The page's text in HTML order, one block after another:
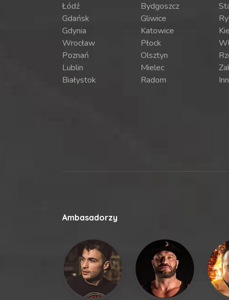
Łódź
Gdańsk
Gdynia
Wrocław
Poznań
Lublin
Białystok
Bydgoszcz
Gliwice
Katowice
Płock
Olsztyn
Mielec
Radom
Ambasadorzy